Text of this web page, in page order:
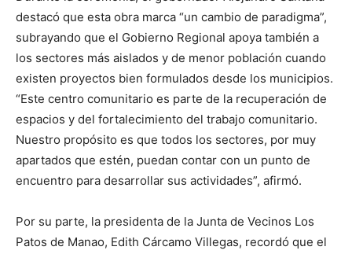
destacó que esta obra marca “un cambio de paradigma”,
subrayando que el Gobierno Regional apoya también a
los sectores más aislados y de menor población cuando
existen proyectos bien formulados desde los municipios.
“Este centro comunitario es parte de la recuperación de
espacios y del fortalecimiento del trabajo comunitario.
Nuestro propósito es que todos los sectores, por muy
apartados que estén, puedan contar con un punto de
encuentro para desarrollar sus actividades”, afirmó.
Por su parte, la presidenta de la Junta de Vecinos Los
Patos de Manao, Edith Cárcamo Villegas, recordó que el